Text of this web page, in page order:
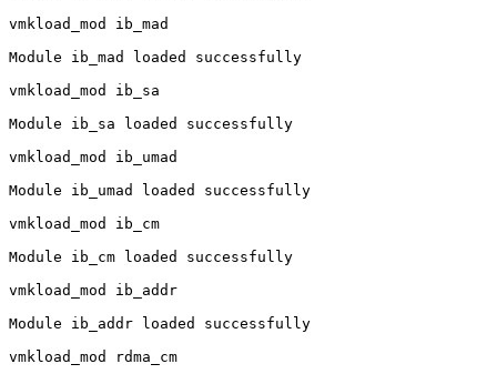
vmkload_mod ib_mad
Module ib_mad loaded successfully
vmkload_mod ib_sa
Module ib_sa loaded successfully
vmkload_mod ib_umad
Module ib_umad loaded successfully
vmkload_mod ib_cm
Module ib_cm loaded successfully
vmkload_mod ib_addr
Module ib_addr loaded successfully
vmkload_mod rdma_cm